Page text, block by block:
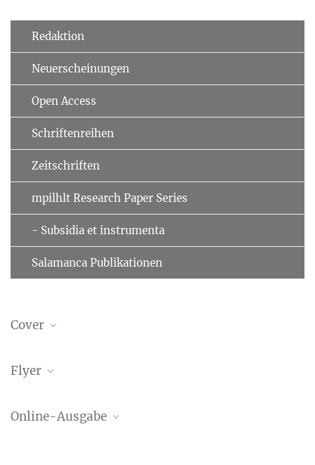
Redaktion
Neuerscheinungen
Open Access
Schriftenreihen
Zeitschriften
mpilhlt Research Paper Series
- Subsidia et instrumenta
Salamanca Publikationen
Cover
Flyer
ePaper | GPLH Volume 24
288.24 kB
Online-Ausgabe